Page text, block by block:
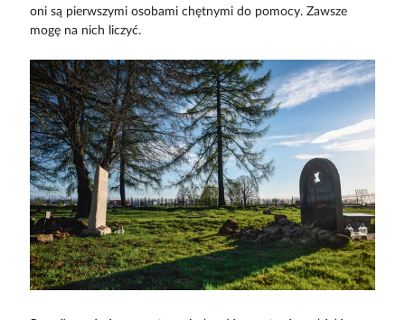
oni są pierwszymi osobami chętnymi do pomocy. Zawsze
mogę na nich liczyć.